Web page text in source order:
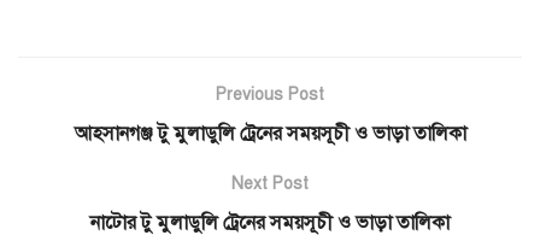
Previous Post
আহসানগঞ্জ টু মুলাডুলি ট্রেনের সময়সূচী ও ভাড়া তালিকা
Next Post
নাটোর টু মুলাডুলি ট্রেনের সময়সূচী ও ভাড়া তালিকা